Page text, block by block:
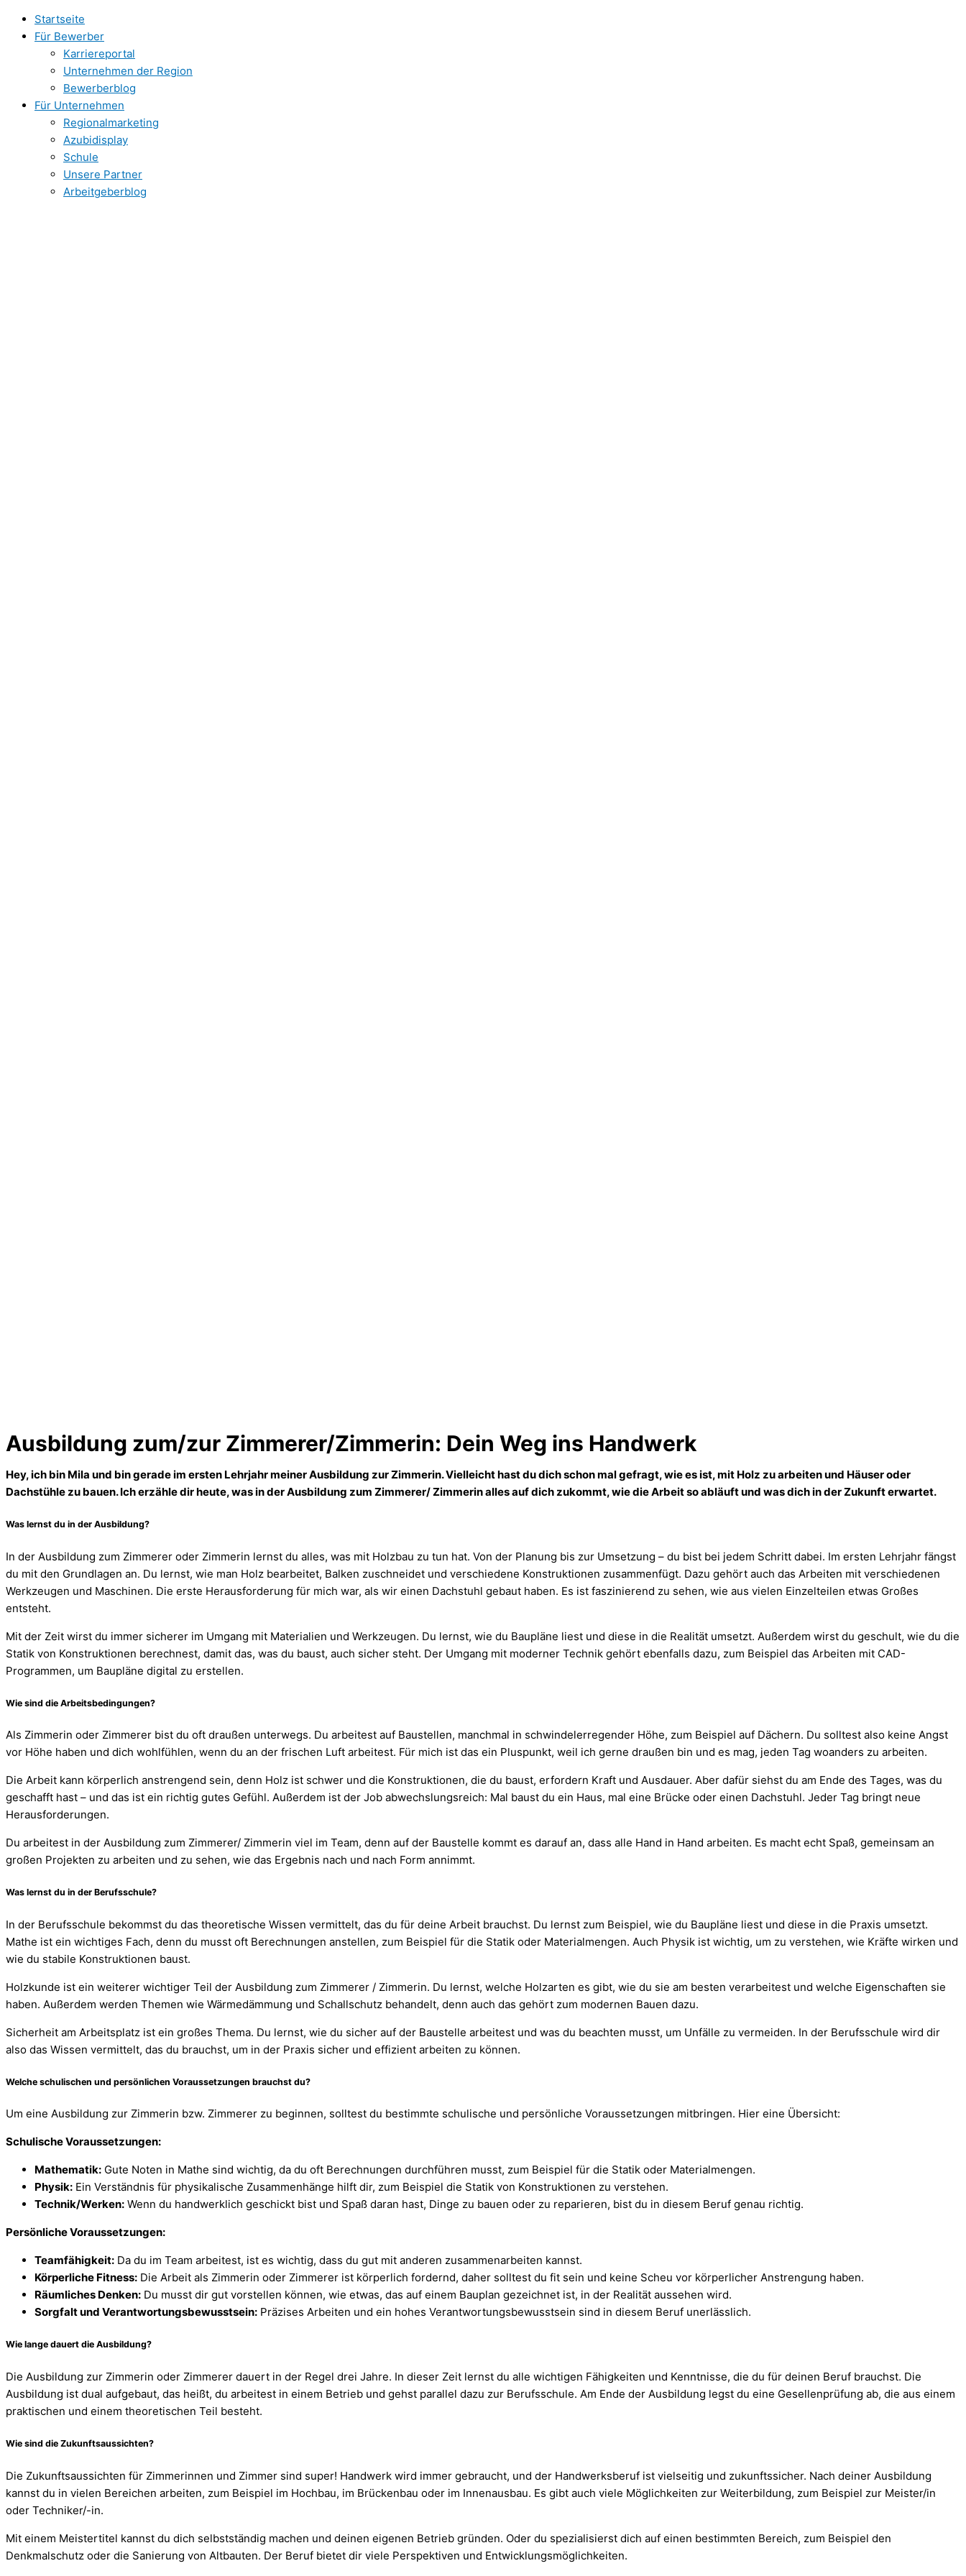
Inhalt
springen
Startseite
Für Bewerber
Karriereportal
Unternehmen der Region
Bewerberblog
Für Unternehmen
Regionalmarketing
Azubidisplay
Schule
Unsere Partner
Arbeitgeberblog
Ausbildung zum/zur Zimmerer/Zimmerin: Dein Weg ins Handwerk
Hey, ich bin Mila und bin gerade im ersten Lehrjahr meiner Ausbildung zur Zimmerin. Vielleicht hast du dich schon mal gefragt, wie es ist, mit Holz zu arbeiten und Häuser oder
Dachstühle zu bauen. Ich erzähle dir heute, was in der Ausbildung zum Zimmerer/ Zimmerin alles auf dich zukommt, wie die Arbeit so abläuft und was dich in der Zukunft erwartet.
Was lernst du in der Ausbildung?
In der Ausbildung zum Zimmerer oder Zimmerin lernst du alles, was mit Holzbau zu tun hat. Von der Planung bis zur Umsetzung – du bist bei jedem Schritt dabei. Im ersten Lehrjahr fängst
du mit den Grundlagen an. Du lernst, wie man Holz bearbeitet, Balken zuschneidet und verschiedene Konstruktionen zusammenfügt. Dazu gehört auch das Arbeiten mit verschiedenen
Werkzeugen und Maschinen. Die erste Herausforderung für mich war, als wir einen Dachstuhl gebaut haben. Es ist faszinierend zu sehen, wie aus vielen Einzelteilen etwas Großes
entsteht.
Mit der Zeit wirst du immer sicherer im Umgang mit Materialien und Werkzeugen. Du lernst, wie du Baupläne liest und diese in die Realität umsetzt. Außerdem wirst du geschult, wie du die
Statik von Konstruktionen berechnest, damit das, was du baust, auch sicher steht. Der Umgang mit moderner Technik gehört ebenfalls dazu, zum Beispiel das Arbeiten mit CAD-
Programmen, um Baupläne digital zu erstellen.
Wie sind die Arbeitsbedingungen?
Als Zimmerin oder Zimmerer bist du oft draußen unterwegs. Du arbeitest auf Baustellen, manchmal in schwindelerregender Höhe, zum Beispiel auf Dächern. Du solltest also keine Angst
vor Höhe haben und dich wohlfühlen, wenn du an der frischen Luft arbeitest. Für mich ist das ein Pluspunkt, weil ich gerne draußen bin und es mag, jeden Tag woanders zu arbeiten.
Die Arbeit kann körperlich anstrengend sein, denn Holz ist schwer und die Konstruktionen, die du baust, erfordern Kraft und Ausdauer. Aber dafür siehst du am Ende des Tages, was du
geschafft hast – und das ist ein richtig gutes Gefühl. Außerdem ist der Job abwechslungsreich: Mal baust du ein Haus, mal eine Brücke oder einen Dachstuhl. Jeder Tag bringt neue
Herausforderungen.
Du arbeitest in der Ausbildung zum Zimmerer/ Zimmerin viel im Team, denn auf der Baustelle kommt es darauf an, dass alle Hand in Hand arbeiten. Es macht echt Spaß, gemeinsam an
großen Projekten zu arbeiten und zu sehen, wie das Ergebnis nach und nach Form annimmt.
Was lernst du in der Berufsschule?
In der Berufsschule bekommst du das theoretische Wissen vermittelt, das du für deine Arbeit brauchst. Du lernst zum Beispiel, wie du Baupläne liest und diese in die Praxis umsetzt.
Mathe ist ein wichtiges Fach, denn du musst oft Berechnungen anstellen, zum Beispiel für die Statik oder Materialmengen. Auch Physik ist wichtig, um zu verstehen, wie Kräfte wirken und
wie du stabile Konstruktionen baust.
Holzkunde ist ein weiterer wichtiger Teil der Ausbildung zum Zimmerer / Zimmerin. Du lernst, welche Holzarten es gibt, wie du sie am besten verarbeitest und welche Eigenschaften sie
haben. Außerdem werden Themen wie Wärmedämmung und Schallschutz behandelt, denn auch das gehört zum modernen Bauen dazu.
Sicherheit am Arbeitsplatz ist ein großes Thema. Du lernst, wie du sicher auf der Baustelle arbeitest und was du beachten musst, um Unfälle zu vermeiden. In der Berufsschule wird dir
also das Wissen vermittelt, das du brauchst, um in der Praxis sicher und effizient arbeiten zu können.
Welche schulischen und persönlichen Voraussetzungen brauchst du?
Um eine Ausbildung zur Zimmerin bzw. Zimmerer zu beginnen, solltest du bestimmte schulische und persönliche Voraussetzungen mitbringen. Hier eine Übersicht:
Schulische Voraussetzungen:
Mathematik: Gute Noten in Mathe sind wichtig, da du oft Berechnungen durchführen musst, zum Beispiel für die Statik oder Materialmengen.
Physik: Ein Verständnis für physikalische Zusammenhänge hilft dir, zum Beispiel die Statik von Konstruktionen zu verstehen.
Technik/Werken: Wenn du handwerklich geschickt bist und Spaß daran hast, Dinge zu bauen oder zu reparieren, bist du in diesem Beruf genau richtig.
Persönliche Voraussetzungen:
Teamfähigkeit: Da du im Team arbeitest, ist es wichtig, dass du gut mit anderen zusammenarbeiten kannst.
Körperliche Fitness: Die Arbeit als Zimmerin oder Zimmerer ist körperlich fordernd, daher solltest du fit sein und keine Scheu vor körperlicher Anstrengung haben.
Räumliches Denken: Du musst dir gut vorstellen können, wie etwas, das auf einem Bauplan gezeichnet ist, in der Realität aussehen wird.
Sorgfalt und Verantwortungsbewusstsein: Präzises Arbeiten und ein hohes Verantwortungsbewusstsein sind in diesem Beruf unerlässlich.
Wie lange dauert die Ausbildung?
Die Ausbildung zur Zimmerin oder Zimmerer dauert in der Regel drei Jahre. In dieser Zeit lernst du alle wichtigen Fähigkeiten und Kenntnisse, die du für deinen Beruf brauchst. Die
Ausbildung ist dual aufgebaut, das heißt, du arbeitest in einem Betrieb und gehst parallel dazu zur Berufsschule. Am Ende der Ausbildung legst du eine Gesellenprüfung ab, die aus einem
praktischen und einem theoretischen Teil besteht.
Wie sind die Zukunftsaussichten?
Die Zukunftsaussichten für Zimmerinnen und Zimmer sind super! Handwerk wird immer gebraucht, und der Handwerksberuf ist vielseitig und zukunftssicher. Nach deiner Ausbildung
kannst du in vielen Bereichen arbeiten, zum Beispiel im Hochbau, im Brückenbau oder im Innenausbau. Es gibt auch viele Möglichkeiten zur Weiterbildung, zum Beispiel zur Meister/in
oder Techniker/-in.
Mit einem Meistertitel kannst du dich selbstständig machen und deinen eigenen Betrieb gründen. Oder du spezialisierst dich auf einen bestimmten Bereich, zum Beispiel den
Denkmalschutz oder die Sanierung von Altbauten. Der Beruf bietet dir viele Perspektiven und Entwicklungsmöglichkeiten.